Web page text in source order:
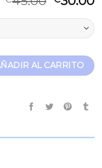
cantidad
AL CARRITO